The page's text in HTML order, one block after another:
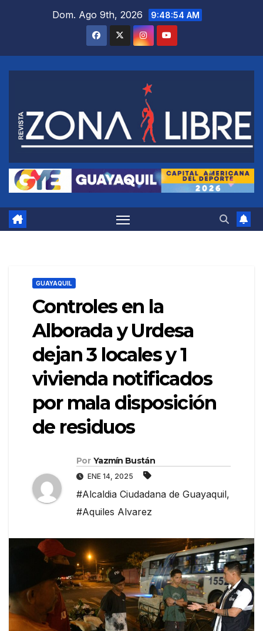
Dom. Ago 9th, 2026 9:48:54 AM
GUAYAQUIL
Controles en la
Alborada y Urdesa
dejan 3 locales y 1
vivienda notificados
por mala disposición
de residuos
Por Yazmín Bustán
ENE 14, 2025
#Alcaldia Ciudadana de Guayaquil,
#Aquiles Alvarez